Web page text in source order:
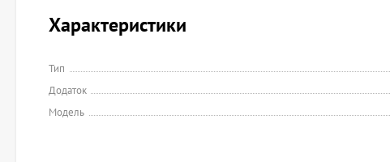
Характеристики
Тип
Додаток
Модель